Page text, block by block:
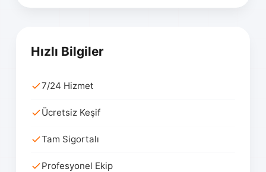
Hızlı Bilgiler
7/24 Hizmet
Ücretsiz Keşif
Tam Sigortalı
Profesyonel Ekip